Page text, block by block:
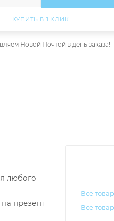
КУПИТЬ В 1 КЛИК
Новой Почтой в день заказа!
любого
презент
Все
Все